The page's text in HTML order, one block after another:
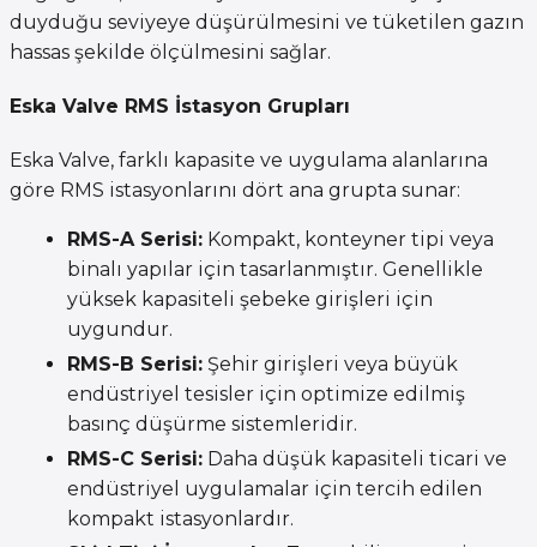
duyduğu seviyeye düşürülmesini ve tüketilen gazın
hassas şekilde ölçülmesini sağlar.
Eska Valve RMS İstasyon Grupları
Eska Valve, farklı kapasite ve uygulama alanlarına
göre RMS istasyonlarını dört ana grupta sunar:
RMS-A Serisi: Kompakt, konteyner tipi veya
binalı yapılar için tasarlanmıştır. Genellikle
yüksek kapasiteli şebeke girişleri için
uygundur.
RMS-B Serisi: Şehir girişleri veya büyük
endüstriyel tesisler için optimize edilmiş
basınç düşürme sistemleridir.
RMS-C Serisi: Daha düşük kapasiteli ticari ve
endüstriyel uygulamalar için tercih edilen
kompakt istasyonlardır.